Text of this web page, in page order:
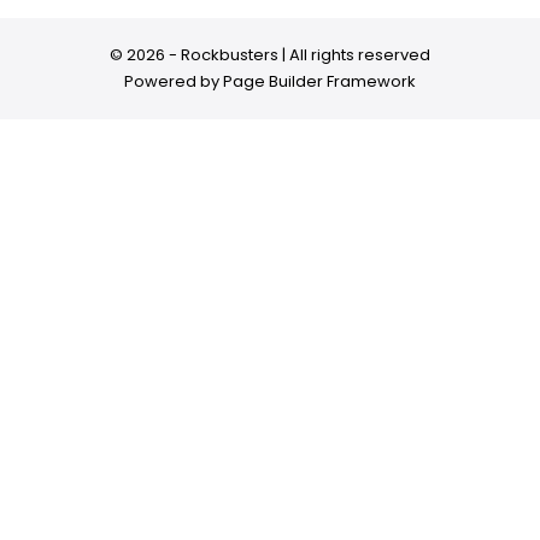
© 2026 - Rockbusters | All rights reserved
Powered byPage Builder Framework